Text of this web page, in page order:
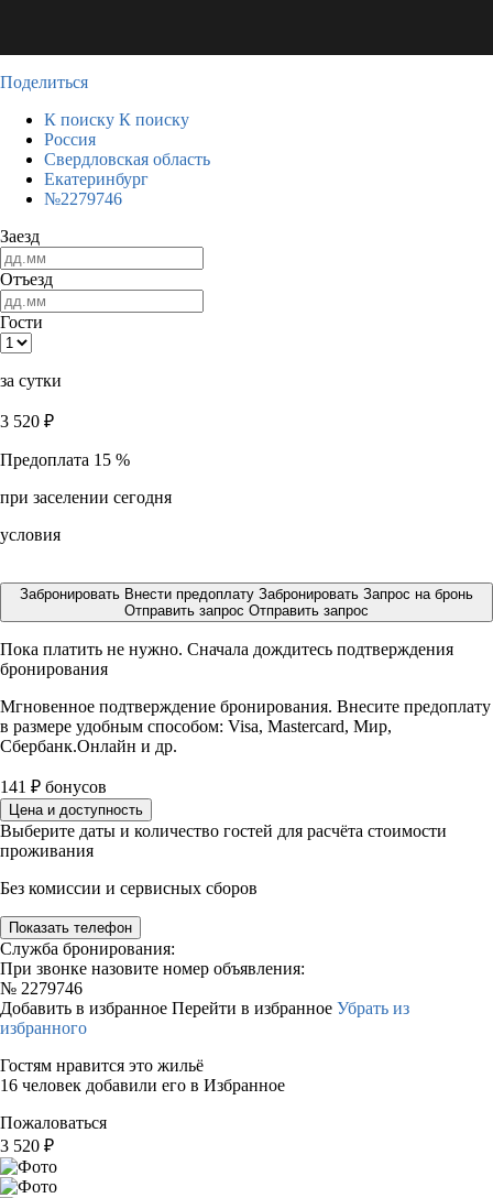
Поделиться
К поиску К поиску
Россия
Свердловская область
Екатеринбург
№2279746
Заезд
Отъезд
Гости
за сутки
3 520 ₽
Предоплата 15 %
при заселении сегодня
условия
Забронировать Внести предоплату Забронировать Запрос на бронь
Отправить запрос Отправить запрос
Пока платить не нужно. Сначала дождитесь подтверждения
бронирования
Мгновенное подтверждение бронирования. Внесите предоплату
в размере удобным способом: Visa, Mastercard, Мир,
Сбербанк.Онлайн и др.
141 ₽ бонусов
Цена и доступность
Выберите даты и количество гостей для расчёта стоимости
проживания
Без комиссии и сервисных сборов
Показать телефон
Служба бронирования:
При звонке назовите номер объявления:
№ 2279746
Добавить в избранное Перейти в избранное Убрать из
избранного
Гостям нравится это жильё
16 человек добавили его в Избранное
Пожаловаться
3 520 ₽